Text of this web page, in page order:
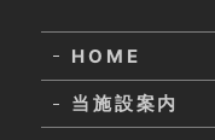
HOME
当施設案内